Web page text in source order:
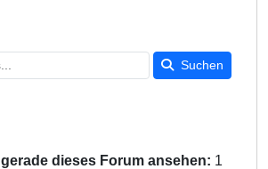
Suchen
dieses Forum ansehen: 1